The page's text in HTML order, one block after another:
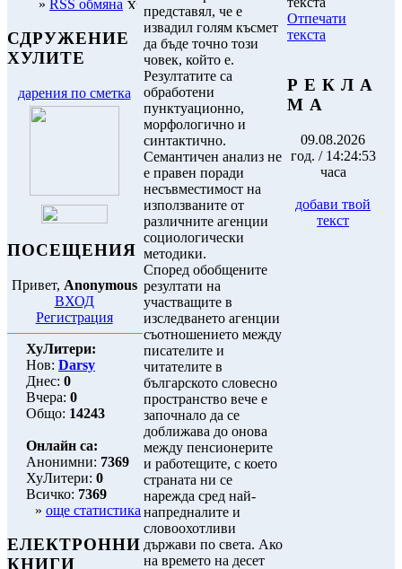
» RSS обмяна
СДРУЖЕНИЕ
ХУЛИТЕ
дарения по сметка
ПОСЕЩЕНИЯ
Привет, Anonymous
ВХОД
Регистрация
ХуЛитери:
Нов: Darsy
Днес: 0
Вчера: 0
Общо: 14243
Онлайн са:
Анонимни: 7369
ХуЛитери: 0
Всичко: 7369
» още статистика
ЕЛЕКТРОННИ
КНИГИ
представял, че е
извадил голям късмет
да бъде точно този
човек, който е.
Резултатите са
обработени
пунктуационно,
морфологично и
синтактично.
Семантичен анализ не
е правен поради
несъвместимост на
използваните от
различните агенции
социологически
методики.
Според обобщените
резултати на
участващите в
изследването агенции
съотношението между
писателите и
читателите в
българското словесно
пространство вече е
започнало да се
доближава до онова
между пенсионерите
и работещите, с което
страната ни се
нарежда сред най-
напредналите и
словоохотливи
държави по света. Ако
на времето на десет
Отпечати
текста
Р Е К Л А
М А
09.08.2026
год. / 14:24:53
часа
добави твой
текст